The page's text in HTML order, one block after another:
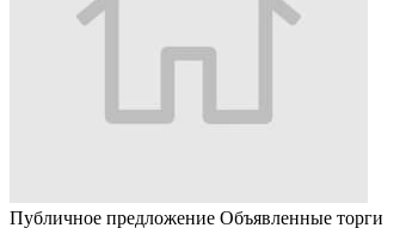
Публичное предложение Объявленные торги